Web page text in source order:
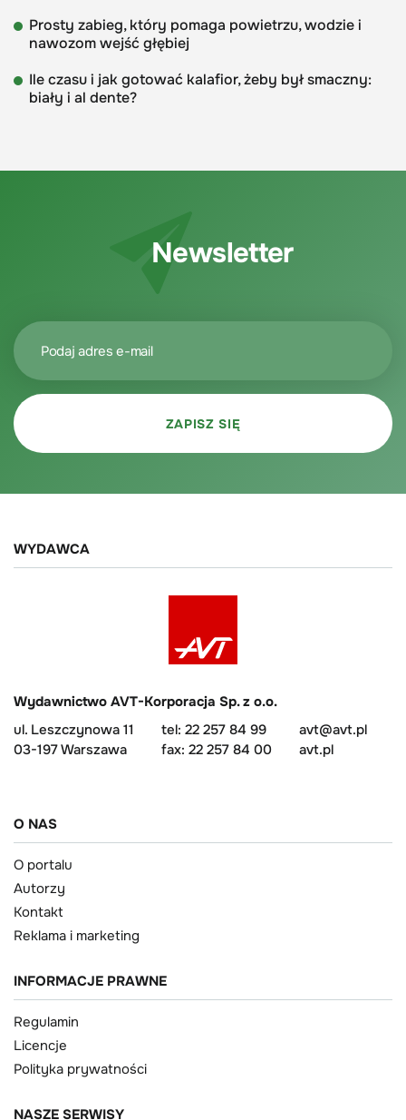
Prosty zabieg, który pomaga powietrzu, wodzie i
nawozom wejść głębiej
Ile czasu i jak gotować kalafior, żeby był smaczny:
biały i al dente?
Newsletter
WYDAWCA
Wydawnictwo AVT-Korporacja Sp. z o.o.
ul. Leszczynowa 11
03-197 Warszawa
tel: 22 257 84 99
fax: 22 257 84 00
avt@avt.pl
avt.pl
O NAS
O portalu
Autorzy
Kontakt
Reklama i marketing
INFORMACJE PRAWNE
Regulamin
Licencje
Polityka prywatności
NASZE SERWISY